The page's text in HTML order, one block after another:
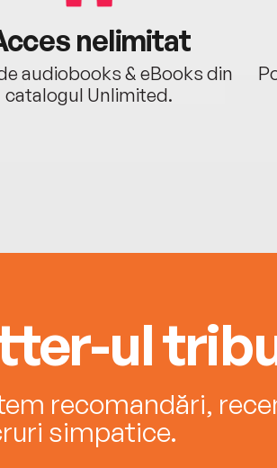
nelimitat
audiobooks & eBooks din
catalogul Unlimited.
ul
recomandări,
simpatice.